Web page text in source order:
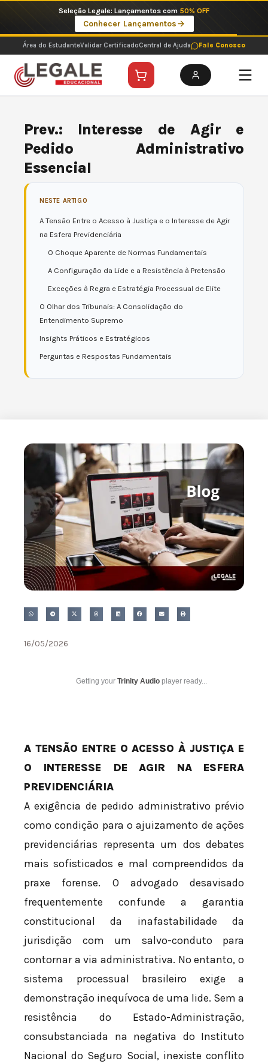
o
conteúdo
Imperdíveis no Pix: Pós Selecionadas a 199 reais no pix em parcela única
Ver ofertas
Área do EstudanteValidar CertificadoCentral de Ajuda Fale Conosco
Prev.: Interesse de Agir e
Pedido Administrativo
Essencial
NESTE ARTIGO
A Tensão Entre o Acesso à Justiça e o Interesse de Agir
na Esfera Previdenciária
O Choque Aparente de Normas Fundamentais
A Configuração da Lide e a Resistência à Pretensão
Exceções à Regra e Estratégia Processual de Elite
O Olhar dos Tribunais: A Consolidação do
Entendimento Supremo
Insights Práticos e Estratégicos
Perguntas e Respostas Fundamentais
16/05/2026
Getting your Trinity Audio player ready...
A TENSÃO ENTRE O ACESSO À JUSTIÇA E
O INTERESSE DE AGIR NA ESFERA
PREVIDENCIÁRIA
A exigência de pedido administrativo prévio
como condição para o ajuizamento de ações
previdenciárias representa um dos debates
mais sofisticados e mal compreendidos da
praxe forense. O advogado desavisado
frequentemente confunde a garantia
constitucional da inafastabilidade da
jurisdição com um salvo-conduto para
contornar a via administrativa. No entanto, o
sistema processual brasileiro exige a
demonstração inequívoca de uma lide. Sem a
resistência do Estado-Administração,
consubstanciada na negativa do Instituto
Nacional do Seguro Social, inexiste conflito